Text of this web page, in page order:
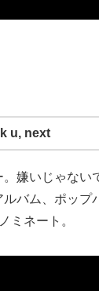
u, next
嫌いじゃない
バム、ポップ
ミネート。